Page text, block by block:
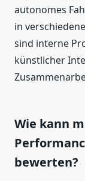
autonomes
in
sind interne
künstlicher
Wie kann
bewerten?